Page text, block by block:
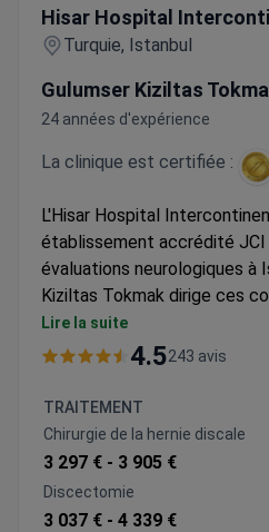
Hisar Hospital
Turquie, Istanbul
Gulumser Kiziltas
24 années d'expérience
La clinique est certifiée :
L'Hisar Hospital
établissement accrédité
évaluations neurologiques à
Kiziltas Tokmak dirige ces
de 20 ans d'expérience. Elle
en électrophysiologie de
couvrant l'examen
antécédents. Si une
l'hôpital utilise des appareils
scanners CT 640 coupes.
bénéficient de transferts
Lire la suite
4.5243 avis
TRAITEMENT
Chirurgie de la hernie discale
3 297 € - 3 905 €
Discectomie
3 037 € - 4 339 €